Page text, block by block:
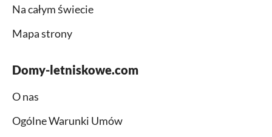
Na całym świecie
Mapa strony
Domy-letniskowe.com
O nas
Ogólne Warunki Umów